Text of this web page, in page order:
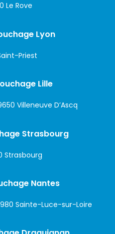
Le Rove
Lyon
Priest
Lille
Villeneuve D’Ascq
Strasbourg
Strasbourg
Nantes
Sainte-Luce-sur-Loire